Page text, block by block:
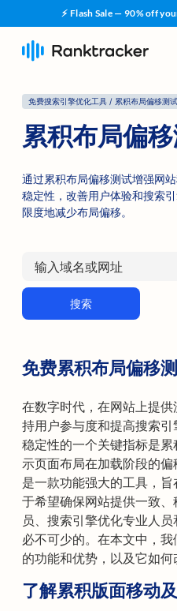
⚡ Flash Sale — 90% off
免费搜索引擎优化工具 / 累积布局偏移测试
累积布局偏
通过累积布局偏移测试增强网
稳定性，改善用户体验和搜索
限度地减少布局偏移。
搜索
免费累积布局偏移
在数字时代，在网站上提
持用户参与度和提高搜索
稳定性的一个关键指标是
示页面布局在加载阶段的
是一款功能强大的工具，
于希望确保网站提供一致
员、搜索引擎优化专业人
必不可少的。在本文中，
的功能和优势，以及它如何
了解累积版面移动